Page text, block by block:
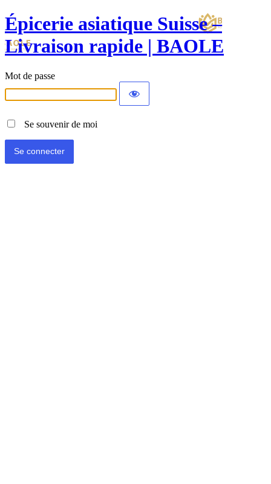
Épicerie asiatique Suisse –
Livraison rapide | BAOLE
Mot de passe
Se souvenir de moi